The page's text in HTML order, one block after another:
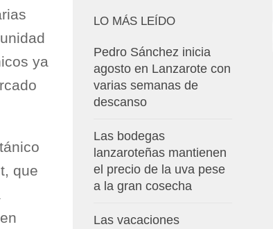
ya
que
LO MÁS LEÍDO
Pedro Sánchez inicia
agosto en Lanzarote con
varias semanas de
descanso
Las bodegas
lanzaroteñas mantienen
el precio de la uva pese
a la gran cosecha
Las vacaciones